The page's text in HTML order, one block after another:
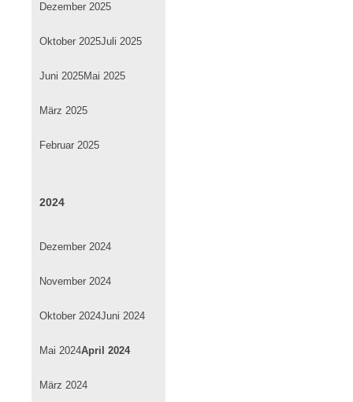
Dezember 2025
Oktober 2025Juli 2025
Juni 2025Mai 2025
März 2025
Februar 2025
2024
Dezember 2024
November 2024
Oktober 2024Juni 2024
Mai 2024April 2024
März 2024